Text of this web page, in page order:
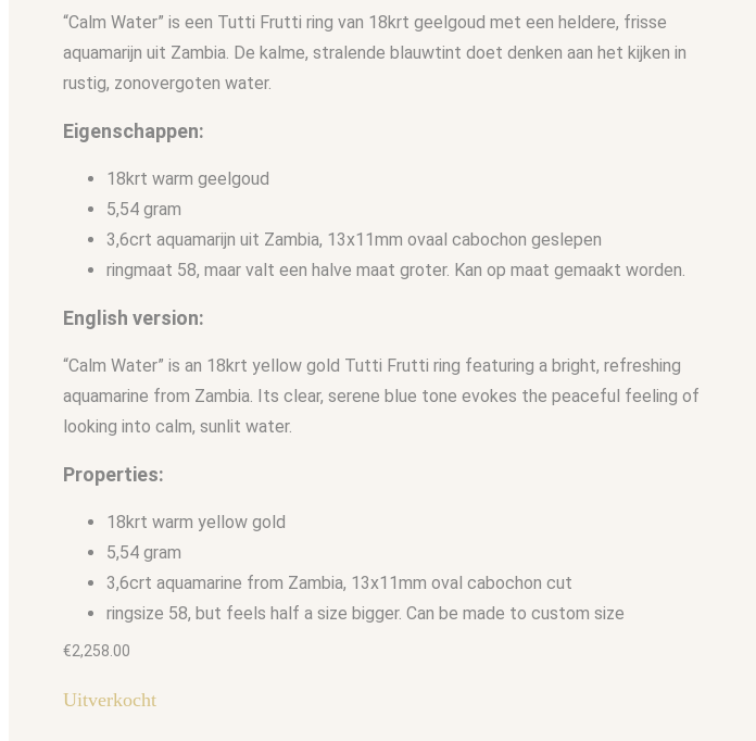
“Calm Water” is een Tutti Frutti ring van 18krt geelgoud met een heldere, frisse
aquamarijn uit Zambia. De kalme, stralende blauwtint doet denken aan het kijken in
rustig, zonovergoten water.
Eigenschappen:
18krt warm geelgoud
5,54 gram
3,6crt aquamarijn uit Zambia, 13x11mm ovaal cabochon geslepen
ringmaat 58, maar valt een halve maat groter. Kan op maat gemaakt worden.
English version:
“Calm Water” is an 18krt yellow gold Tutti Frutti ring featuring a bright, refreshing
aquamarine from Zambia. Its clear, serene blue tone evokes the peaceful feeling of
looking into calm, sunlit water.
Properties:
18krt warm yellow gold
5,54 gram
3,6crt aquamarine from Zambia, 13x11mm oval cabochon cut
ringsize 58, but feels half a size bigger. Can be made to custom size
€2,258.00
Uitverkocht